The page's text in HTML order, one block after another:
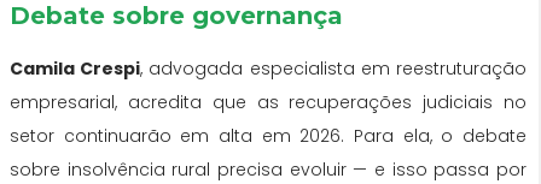
Debate sobre governança
Camila Crespi, advogada especialista em reestruturação
empresarial, acredita que as recuperações judiciais no
setor continuarão em alta em 2026. Para ela, o debate
sobre insolvência rural precisa evoluir — e isso passa por